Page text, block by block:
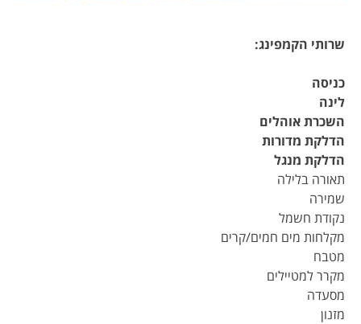
שרותי הקמפינג:
כניסה
לינה
השכרת אוהלים
הדלקת מדורות
הדלקת מנגל
תאורה בלילה
שמירה
נקודת חשמל
מקלחות מים חמים/קרים
מטבח
מקרר למטיילים
מסעדה
מזנון